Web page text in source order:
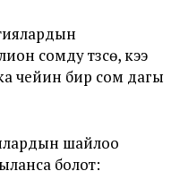
сомду түзсө, кээ
чейин бир сом дагы
шайлоо
болот: